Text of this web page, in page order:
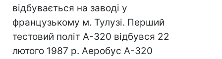
відбувається на заводі у
французькому м. Тулузі. Перший
тестовий політ A-320 відбувся 22
лютого 1987 р. Аеробус А-320